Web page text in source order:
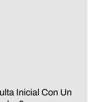
Inicial Con Un